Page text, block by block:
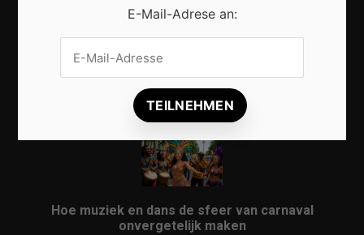
Vrijwilligers maken van carnaval een onvergetelijk
evenement
Hoe muziek en dans de sfeer van carnaval
onvergetelijk maken
E-Mail-Adrese an: